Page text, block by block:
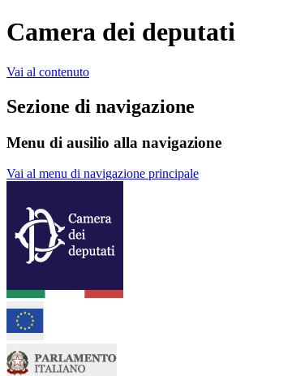
Camera dei deputati
Vai al contenuto
Sezione di navigazione
Menu di ausilio alla navigazione
Vai al menu di navigazione principale